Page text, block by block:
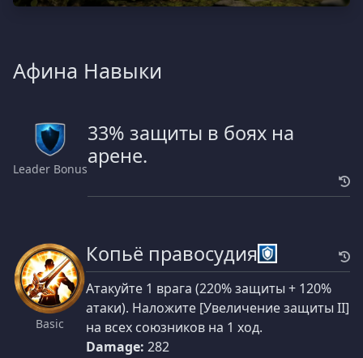
Афина Навыки
Leader Bonus
33% защиты в боях на
арене.
Basic
Копьё правосудия
Атакуйте 1 врага (220% защиты + 120%
атаки). Наложите [Увеличение защиты II]
на всех союзников на 1 ход.
Damage: 282